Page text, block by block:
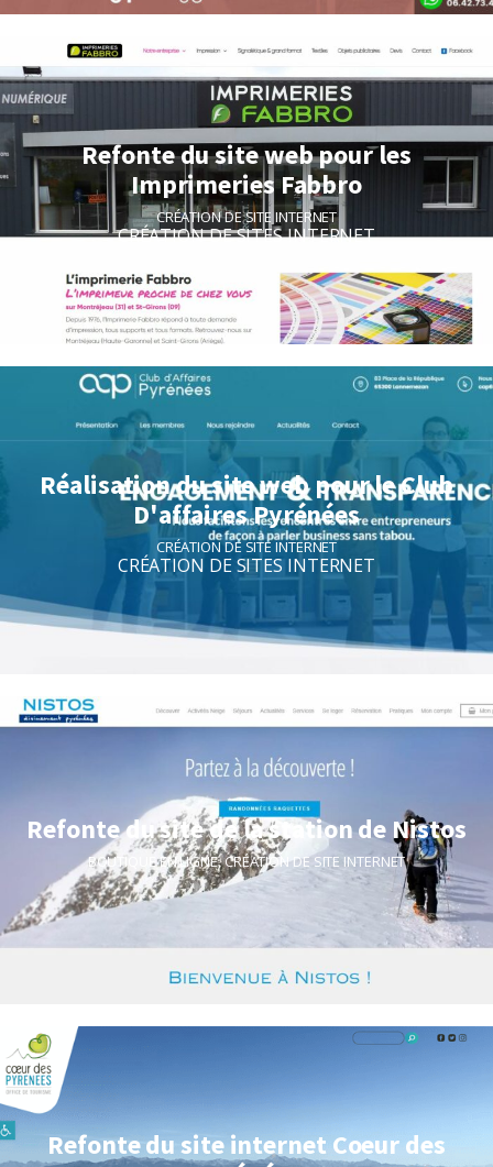
Refonte du site web pour les
Imprimeries Fabbro
CRÉATION DE SITE INTERNET
CRÉATION DE SITES INTERNET
Réalisation du site web pour le Club
D'affaires Pyrénées
CRÉATION DE SITE INTERNET
CRÉATION DE SITES INTERNET
Refonte du site de la station de Nistos
BOUTIQUE EN LIGNE,CRÉATION DE SITE INTERNET
Refonte du site internet Coeur des